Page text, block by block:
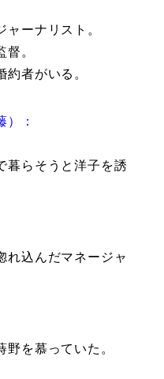
ーナリスト。
。
者がいる。
：
暮らそうと洋子を誘
れ込んだマネージャ
を慕っていた。